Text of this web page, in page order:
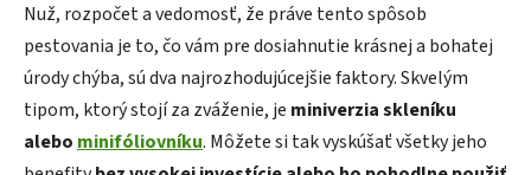
Nuž, rozpočet a vedomosť, že práve tento spôsob
pestovania je to, čo vám pre dosiahnutie krásnej a bohatej
úrody chýba, sú dva najrozhodujúcejšie faktory. Skvelým
tipom, ktorý stojí za zváženie, je miniverzia skleníku
alebo minifóliovníku. Môžete si tak vyskúšať všetky jeho